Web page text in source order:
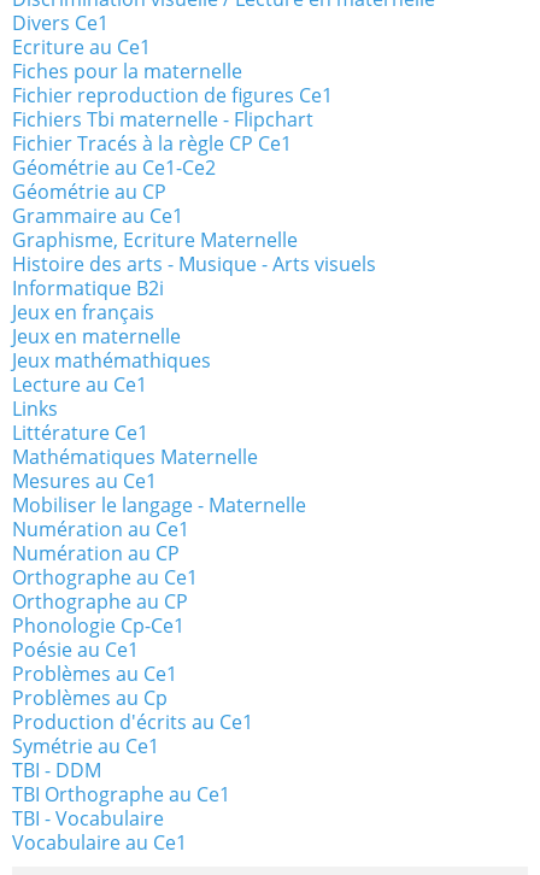
Divers Ce1
Ecriture au Ce1
Fiches pour la maternelle
Fichier reproduction de figures Ce1
Fichiers Tbi maternelle - Flipchart
Fichier Tracés à la règle CP Ce1
Géométrie au Ce1-Ce2
Géométrie au CP
Grammaire au Ce1
Graphisme, Ecriture Maternelle
Histoire des arts - Musique - Arts visuels
Informatique B2i
Jeux en français
Jeux en maternelle
Jeux mathémathiques
Lecture au Ce1
Links
Littérature Ce1
Mathématiques Maternelle
Mesures au Ce1
Mobiliser le langage - Maternelle
Numération au Ce1
Numération au CP
Orthographe au Ce1
Orthographe au CP
Phonologie Cp-Ce1
Poésie au Ce1
Problèmes au Ce1
Problèmes au Cp
Production d'écrits au Ce1
Symétrie au Ce1
TBI - DDM
TBI Orthographe au Ce1
TBI - Vocabulaire
Vocabulaire au Ce1